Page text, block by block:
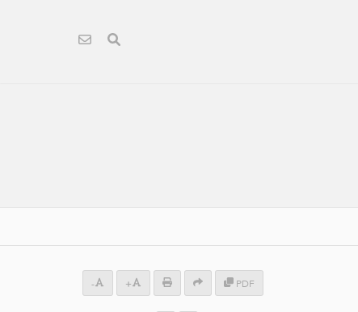
PDF
+
-